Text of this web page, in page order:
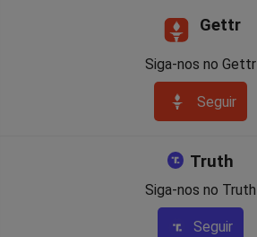
Gettr
Siga-nos no Gettr
Seguir
Truth
Siga-nos no Truth
Seguir